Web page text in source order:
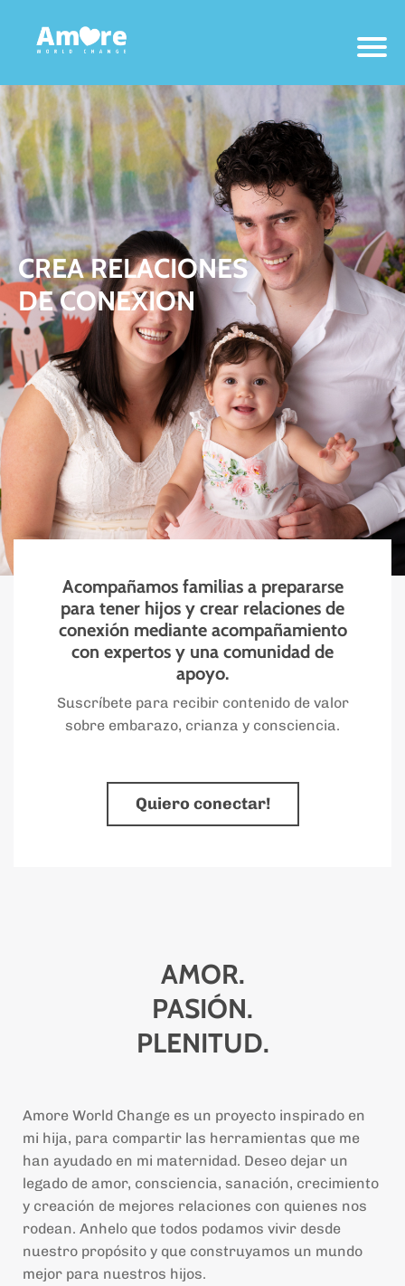
CREA RELACIONES
DE CONEXION
Acompañamos familias a prepararse
para tener hijos y crear relaciones de
conexión mediante acompañamiento
con expertos y una comunidad de
apoyo.
Suscríbete para recibir contenido de valor
sobre embarazo, crianza y consciencia.
Quiero conectar!
AMOR.
PASIÓN.
PLENITUD.
Amore World Change es un proyecto inspirado en
mi hija, para compartir las herramientas que me
han ayudado en mi maternidad. Deseo dejar un
legado de amor, consciencia, sanación, crecimiento
y creación de mejores relaciones con quienes nos
rodean. Anhelo que todos podamos vivir desde
nuestro propósito y que construyamos un mundo
mejor para nuestros hijos.